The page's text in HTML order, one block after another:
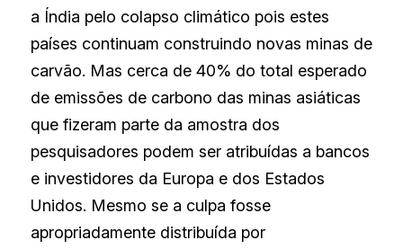
a Índia pelo colapso climático pois estes
países continuam construindo novas minas de
carvão. Mas cerca de 40% do total esperado
de emissões de carbono das minas asiáticas
que fizeram parte da amostra dos
pesquisadores podem ser atribuídas a bancos
e investidores da Europa e dos Estados
Unidos. Mesmo se a culpa fosse
apropriadamente distribuída por